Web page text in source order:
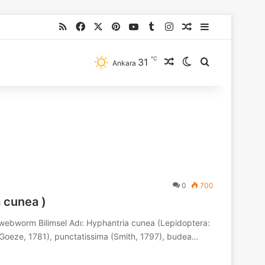
RSS FacebookPinterestYouTubeTumblrInstagramRastgele Makale
Ankara 31 ℃ Rastgele Makale
Dış görünümü
Arama yap
0 700
)
Bilimsel Adı: Hyphantria cunea (Lepidoptera:
1781), punctatissima (Smith, 1797), budea…